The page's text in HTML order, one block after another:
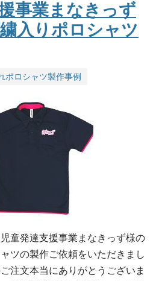
事業まなきっず
入りポロシャツ
ポロシャツ製作事例
童発達支援事業まなきっず様の
ツの製作ご依頼をいただきまし
注文本当にありがとうございま